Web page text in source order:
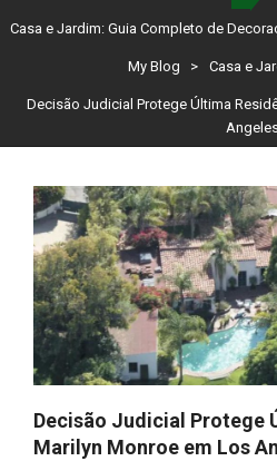
GUIA
COMPLETO
DE
DECORAÇÃO,
E
Casa e Jardim: Guia Completo de
My Blog > Casa e
Decisão Judicial Protege Última
Decisão Judicial Protege
Marilyn Monroe em Los